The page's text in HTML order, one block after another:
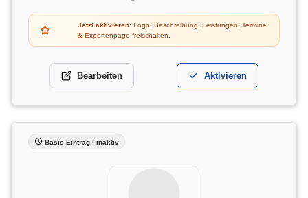
Jetzt aktivieren: Logo, Beschreibung, Leistungen, Termine
& Expertenpage freischalten.
Bearbeiten Aktivieren
Basis-Eintrag · inaktiv